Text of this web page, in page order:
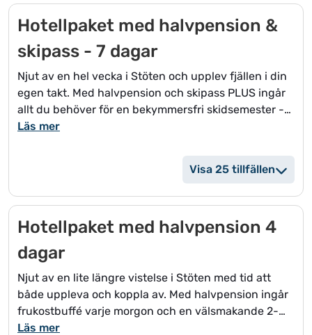
* 2-rätters middag i Brasseriet
* WiFi
Fler än 2 personer bokas i flera hotellrum.
Vill ni lägga till avbeställningsskydd, kontakta
privatbokning@stoten.seefter bokningstillfället..
Hotellpaket med halvpension &
skipass - 7 dagar
Njut av en hel vecka i Stöten och upplev fjällen i din
egen takt. Med halvpension och skipass PLUS ingår
allt du behöver för en bekymmersfri skidsemester -
från morgonskidåkning i ny pistade backar till
verkligen koppla av och maximera upplevelsen.
I paketet ingår:
* Boende i dubbelrum på Stöten Ski Hotel
* Frukostbuffé varje dag
* 2 rätters middag i Brasseriet
* Skipass PLUS inkl. keycard
* WiFi
Skipass PLUS inkluderar:
* Skidåkning enligt ordinarie öppettider
Läs mer
Visa 25 tillfällen
Hotellpaket med halvpension 4
dagar
Njut av en lite längre vistelse i Stöten med tid att
både uppleva och koppla av. Med halvpension ingår
frukostbuffé varje morgon och en välsmakande 2-
rätters middag varje kväll - en perfekt balans mellan
Läs mer